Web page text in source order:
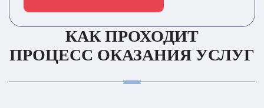
КАК ПРОХОДИТ
ПРОЦЕСС ОКАЗАНИЯ УСЛУГ